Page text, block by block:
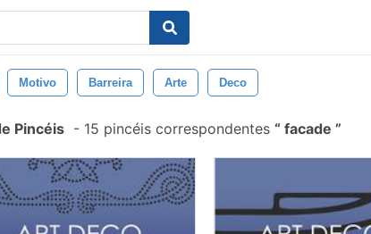
Motivo Barreira Arte Deco
Pincéis - 15 pincéis correspondentes facade